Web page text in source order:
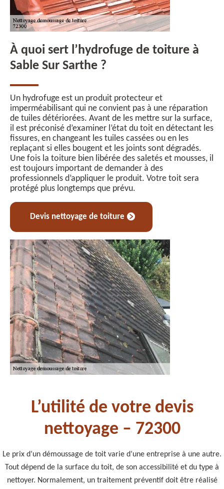
À quoi sert l’hydrofuge de toiture à
Sable Sur Sarthe ?
Un hydrofuge est un produit protecteur et
imperméabilisant qui ne convient pas à une réparation
de tuiles détériorées. Avant de les mettre sur la surface,
il est préconisé d’examiner l’état du toit en détectant les
fissures, en changeant les tuiles cassées ou en les
replaçant si elles bougent et les joints sont dégradés.
Une fois la toiture bien libérée des saletés et mousses, il
est toujours important de demander à des
professionnels d’appliquer le produit. Votre toit sera
protégé plus longtemps que prévu.
Devis nettoyage de toiture
L’utilité de votre devis
nettoyage – 72300
Le prix d’un démoussage de toit varie d’une entreprise à une autre.
Tout dépend de la surface du toit, de son accessibilité et du type à
nettoyer. Normalement, un traitement préventif doit être réalisé